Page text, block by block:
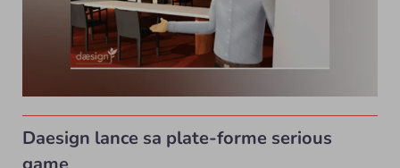
Daesign lance sa plate-forme serious